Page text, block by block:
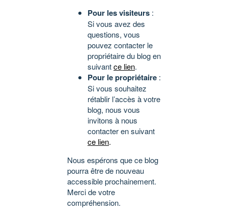
Pour les visiteurs :
Si vous avez des
questions, vous
pouvez contacter le
propriétaire du blog en
suivantce lien.
Pour le propriétaire :
Si vous souhaitez
rétablir l’accès à votre
blog, nous vous
invitons à nous
contacter en suivant
ce lien.
Nous espérons que ce blog
pourra être de nouveau
accessible prochainement.
Merci de votre
compréhension.